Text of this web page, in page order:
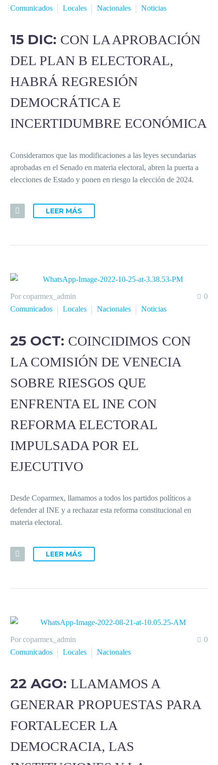
Comunicados
Locales Nacionales Noticias
15 DIC: CON LA APROBACIÓN
DEL PLAN B ELECTORAL,
HABRÁ REGRESIÓN
DEMOCRÁTICA E
INCERTIDUMBRE ECONÓMICA
Consideramos que las modificaciones a las leyes secundarias
aprobadas en el Senado en materia electoral, abren la puerta a
elecciones de Estado y ponen en riesgo la elección de 2024.
LEER MÁS
0
Por coparmex_admin
Comunicados
Locales Nacionales Noticias
25 OCT: COINCIDIMOS CON
LA COMISIÓN DE VENECIA
SOBRE RIESGOS QUE
ENFRENTA EL INE CON
REFORMA ELECTORAL
IMPULSADA POR EL
EJECUTIVO
Desde Coparmex, llamamos a todos los partidos políticos a
defender al INE y a rechazar esta reforma constitucional en
materia electoral.
LEER MÁS
0
Por coparmex_admin
Comunicados
Locales Nacionales
22 AGO: LLAMAMOS A
GENERAR PROPUESTAS PARA
FORTALECER LA
DEMOCRACIA, LAS